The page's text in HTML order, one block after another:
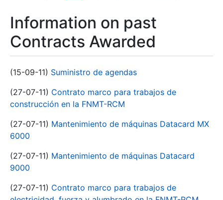
Information on past
Contracts Awarded
(15-09-11) Suministro de agendas
(27-07-11) Contrato marco para trabajos de
construcción en la FNMT-RCM
(27-07-11) Mantenimiento de máquinas Datacard MX
6000
(27-07-11) Mantenimiento de máquinas Datacard
9000
(27-07-11) Contrato marco para trabajos de